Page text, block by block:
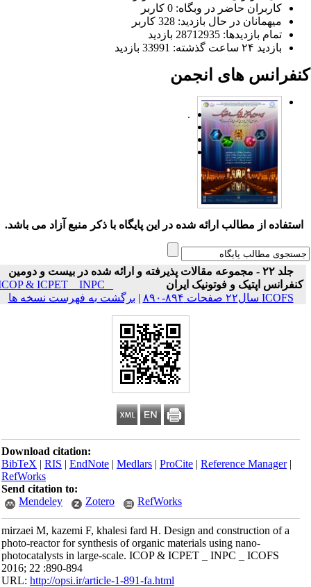
کاربران حاضر در وبگاه: 0 کاربر
میهمانان در حال بازدید: 328 کاربر
تمام بازدید‌ها: 28712935 بازدید
بازدید ۲۴ ساعت گذشته: 33991 بازدید
های انجمن
.
استفاده از مطالب ارائه شده در این پایگاه با ذکر منبع آزاد می باشد.
جلد ۲۲ - مجموعه مقالات پذیرفته و ارائه شده در بیست و دومین
کنفرانس اپتیک و فوتونیک ایران
ICOP & ICPET _ INPC _
ICOFS سال۲۲ صفحات ۸۹۴-۸۹۰
| برگشت به فهرست نسخه ها
Download citation:
BibTeX|RIS|EndNote|Medlars|ProCite|Reference Manager
RefWorks
Send citation to:
Mendeley
Zotero RefWorks
mirzaei M, kazemi F, khalesi fard H. Design and construction of a
photo-reactor for synthesis of organic materials using nano-
photocatalysts in large-scale. ICOP & ICPET _ INPC _ ICOFS
2016; 22 :890-894
URL:http://opsi.ir/article-1-891-fa.html